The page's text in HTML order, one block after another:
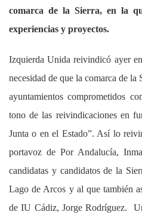
comarca de la Sierra, en la
experiencias y proyectos.
Izquierda Unida reivindicó ayer
necesidad de que la comarca de la
ayuntamientos comprometidos
tono de las reivindicaciones en
Junta o en el Estado”. Así lo
portavoz de Por Andalucía,
candidatas y candidatos de la
Lago de Arcos y al que también
de IU Cádiz, Jorge Rodríguez.